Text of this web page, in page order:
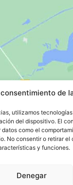
de
utilizamos
del dispositivo. El
como el
No consentir o retirar el
y funciones.
Denegar